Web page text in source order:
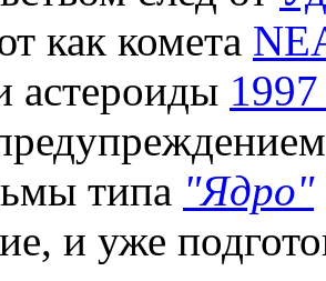
как комета
астероиды
типа "Ядро"
и уже